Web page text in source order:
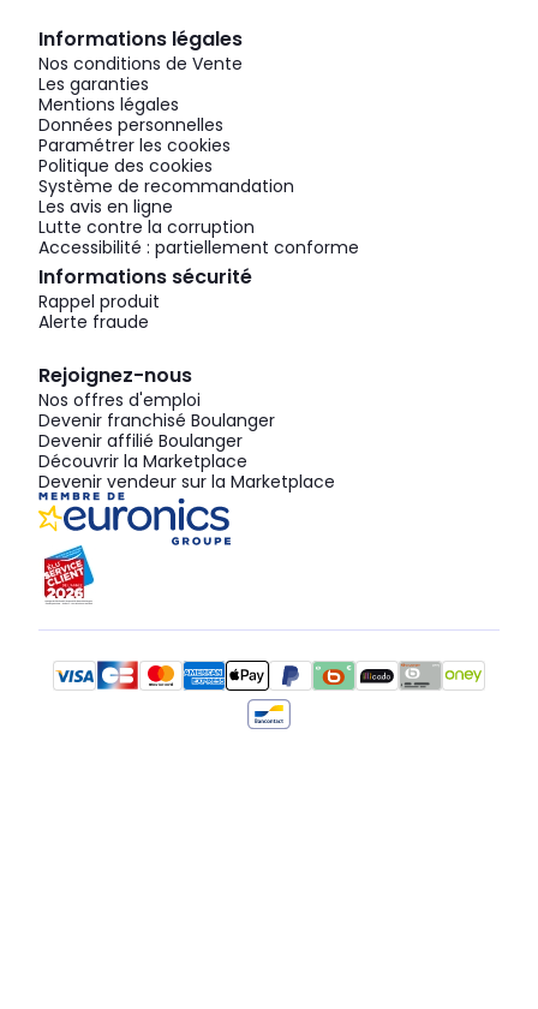
Informations légales
Nos conditions de Vente
Les garanties
Mentions légales
Données personnelles
Paramétrer les cookies
Politique des cookies
Système de recommandation
Les avis en ligne
Lutte contre la corruption
Accessibilité : partiellement conforme
Informations sécurité
Rappel produit
Alerte fraude
Rejoignez-nous
Nos offres d'emploi
Devenir franchisé Boulanger
Devenir affilié Boulanger
Découvrir la Marketplace
Devenir vendeur sur la Marketplace